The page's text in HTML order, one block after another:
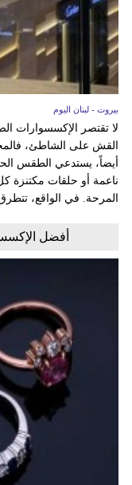
بيروت - لبنان اليوم
لا تقتصر الإكسسوارات
القش على الشاطئ،
أيضاً، يستدعي الطقس
ناعمة أو حلقات مكتنزة
المرحة. في الواقع،
أفضل